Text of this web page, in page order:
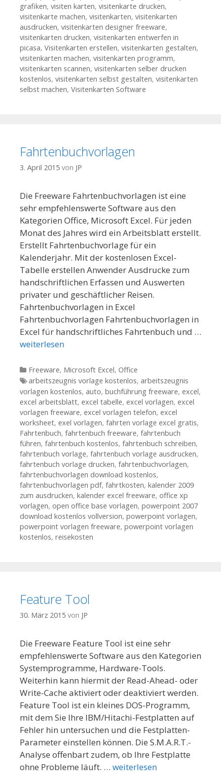
grafiken, visiten karten, visitenkarte drucken,
visitenkarte machen, visitenkarten, visitenkarten
ausdrucken, visitenkarten designer freeware,
visitenkarten drucken, visitenkarten entwerfen in
picasa, Visitenkarten erstellen, visitenkarten gestalten,
visitenkarten machen, visitenkarten programm,
visitenkarten scannen, visitenkarten selber drucken
kostenlos, visitenkarten selbst gestalten, visitenkarten
selbst machen, Visitenkarten Software
Fahrtenbuchvorlagen
3. April 2015 von JP
Die Freeware Fahrtenbuchvorlagen ist eine
sehr empfehlenswerte Software aus den
Kategorien Office, Microsoft Excel. Für jeden
Monat des Jahres wird ein Arbeitsblatt erstellt.
Erstellt Fahrtenbuchvorlage für ein
Kalenderjahr. Mit der kostenlosen Excel-
Tabelle erstellen Anwender Ausdrucke zum
handschriftlichen Erfassen und Auswerten
privater und geschäftlicher Reisen.
Fahrtenbuchvorlagen in Excel
Fahrtenbuchvorlagen Fahrtenbuchvorlagen in
Excel für handschriftliches Fahrtenbuch und …
weiterlesen
Kategorien
Freeware, Microsoft Excel, Office
Tags
arbeitszeugnis vorlage kostenlos, arbeitszeugnis
vorlagen kostenlos, auto, buchführung freeware, excel,
excel arbeitsblatt, excel tabelle, excel vorlagen, excel
vorlagen freeware, excel vorlagen telefon, excel
worksheet, exel vorlagen, fahrten vorlage excel gratis,
Fahrtenbuch, fahrtenbuch freeware, fahrtenbuch
führen, fahrtenbuch kostenlos, fahrtenbuch schreiben,
fahrtenbuch vorlage, fahrtenbuch vorlage ausdrucken,
fahrtenbuch vorlage drucken, fahrtenbuchvorlagen,
fahrtenbuchvorlagen download kostenlos,
fahrtenbuchvorlagen pdf, fahrtkosten, kalender 2009
zum ausdrucken, kalender excel freeware, office xp
vorlagen, open office base vorlagen, powerpoint 2007
download kostenlos vollversion, powerpoint vorlagen,
powerpoint vorlagen freeware, powerpoint vorlagen
kostenlos, reisekosten
Feature Tool
30. März 2015 von JP
Die Freeware Feature Tool ist eine sehr
empfehlenswerte Software aus den Kategorien
Systemprogramme, Hardware-Tools.
Weiterhin kann hiermit der Read-Ahead- oder
Write-Cache aktiviert oder deaktiviert werden.
Feature Tool ist ein kleines DOS-Programm,
mit dem Sie Ihre IBM/Hitachi-Festplatten auf
Fehler hin untersuchen und die Festplatten-
Parameter einstellen können. Die S.M.A.R.T.-
Analyse offenbart zudem, ob Ihre Festplatte
ohne Probleme läuft. … weiterlesen